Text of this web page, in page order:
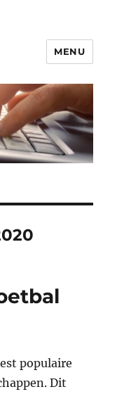
MENU
populaire
Dit